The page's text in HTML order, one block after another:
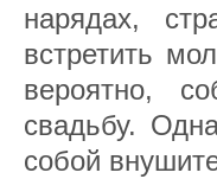
нарядах,
встретить
вероятно,
свадьбу.
собой